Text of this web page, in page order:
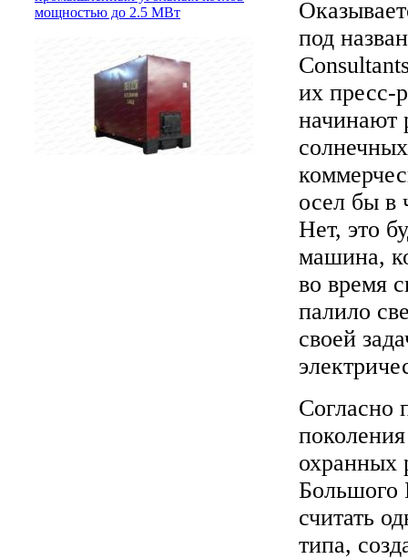
мощностью до 2.5 МВт
под
их пресс-
начинают
осел бы в
Нет, это
машина,
во время
палило
своей
Согласно
охранных
Большого
считать
типа,